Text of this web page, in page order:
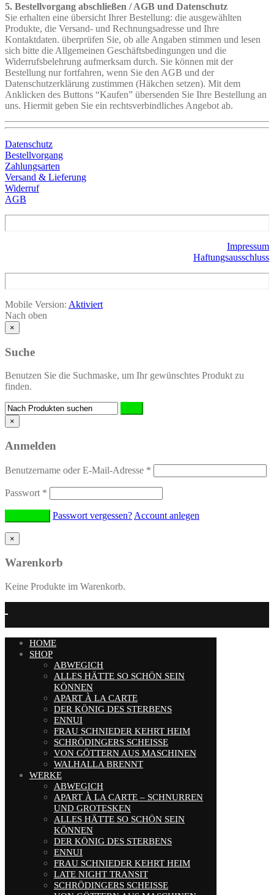
5. Bestellvorgang abschließen / AGB und Datenschutz
Sie erhalten eine übersicht Ihrer Bestellung: die ausgewählten
Produkte, die Versand- und Rechnungsadresse und Ihre
Kontaktdaten. überprüfen Sie, ob alle Angaben stimmen und lesen
sich bitte die Allgemeinen Geschäftsbedingungen und die
Widerrufsbelehrung aufmerksam durch. Sie können mit der
Bestellung nur fortfahren, wenn Sie den AGB und der
Datenschutzerklärung zustimmen (Häkchen setzen). Mit dem
Anklicken des Buttons “Kaufen” übersenden Sie Ihre Bestellung an
uns. Hiermit geben Sie ein rechtsverbindliches Angebot ab.
Datenschutz
Bestellvorgang
Zahlungsarten
Versand & Lieferung
Widerruf
AGB
Impressum
Haftungsausschluss
Mobile Version: Aktiviert
Nach oben
×
Suche
Benutzen Sie die Suchmaske, um Ihr gewünschtes Produkt zu
finden.
×
Anmelden
Benutzername oder E-Mail-Adresse *
Passwort *
Passwort vergessen? Account anlegen
×
Warenkorb
Keine Produkte im Warenkorb.
HOME
SHOP
ABWEGICH
ALLES HÄTTE SO SCHÖN SEIN
KÖNNEN
APART À LA CARTE
DER KÖNIG DES STERBENS
ENNUI
FRAU SCHNIEDER KEHRT HEIM
SCHRÖDINGERS SCHEISSE
VON GÖTTERN AUS MASCHINEN
WALHALLA BRENNT
WERKE
ABWEGICH
APART À LA CARTE – SCHNURREN
UND GROTESKEN
ALLES HÄTTE SO SCHÖN SEIN
KÖNNEN
DER KÖNIG DES STERBENS
ENNUI
FRAU SCHNIEDER KEHRT HEIM
LATE NIGHT TRANSIT
SCHRÖDINGERS SCHEISSE